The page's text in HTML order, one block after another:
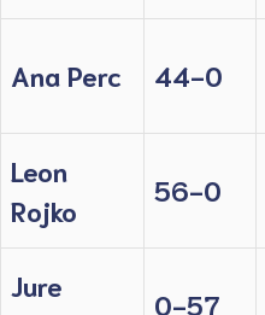
Ana Perc 44-0
Leon
Rojko
56-0
Jure
0-57